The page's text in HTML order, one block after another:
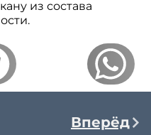
из состава
Вперёд